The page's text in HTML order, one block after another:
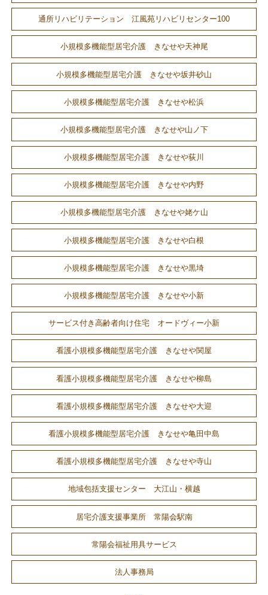
通所リハビリテーション 江風苑リハビリセンター100
小規模多機能型居宅介護 きなせや天神尾
小規模多機能型居宅介護 きなせや坂井砂山
小規模多機能型居宅介護 きなせや松浜
小規模多機能型居宅介護 きなせや山ノ下
小規模多機能型居宅介護 きなせや荻川
小規模多機能型居宅介護 きなせや内野
小規模多機能型居宅介護 きなせや姥ケ山
小規模多機能型居宅介護 きなせや白根
小規模多機能型居宅介護 きなせや黒埼
小規模多機能型居宅介護 きなせや小新
サービス付き高齢者向け住宅 オードヴィー小新
看護小規模多機能型居宅介護 きなせや関屋
看護小規模多機能型居宅介護 きなせや柳島
看護小規模多機能型居宅介護 きなせや大迎
看護小規模多機能型居宅介護 きなせや亀田中島
看護小規模多機能型居宅介護 きなせや寺山
地域包括支援センター 大江山・横越
居宅介護支援事業所 常陽会駅南
常陽会福祉用具サービス
法人事務局